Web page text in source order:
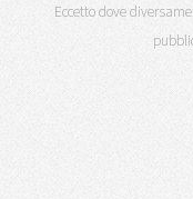
Eccetto dove